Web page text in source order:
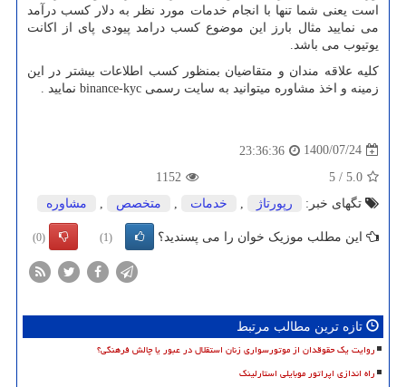
است یعنی شما تنها با انجام خدمات مورد نظر به دلار کسب درآمد
می نمایید مثال بارز این موضوع کسب درامد پیودی پای از اکانت
یوتیوب می باشد.
کلیه علاقه مندان و متقاضیان بمنظور کسب اطلاعات بیشتر در این
زمینه و اخذ مشاوره میتوانید به سایت رسمی binance-kyc نمایید .
1400/07/24
23:36:36
5.0
/
5
1152
تگهای خبر:
رپورتاژ , خدمات , متخصص , مشاوره
این مطلب موزیک خوان را می پسندید؟ (1)
(0)
تازه ترین مطالب مرتبط
روایت یک حقوقدان از موتورسواری زنان استقلال در عبور یا چالش فرهنگی؟
راه اندازی اپراتور موبایلی استارلینک